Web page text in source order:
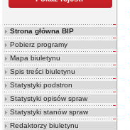
Strona główna BIP
Pobierz programy
Mapa biuletynu
Spis treści biuletynu
Statystyki podstron
Statystyki opisów spraw
Statystyki stanów spraw
Redaktorzy biuletynu